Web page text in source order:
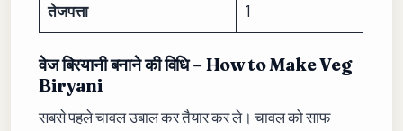
तेजपत्ता 1
वेज बिरयानीबनाने की विधि – How to MakeVeg
Biryani
सबसे पहले चावल उबाल कर तैयार कर ले। चावल को साफ